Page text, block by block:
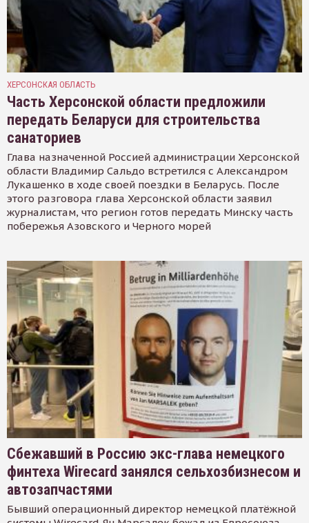
ХЕРСОНСКАЯ ОБЛАСТЬ
Часть Херсонской области предложили
передать Беларуси для строительства
санаториев
Глава назначенной Россией администрации Херсонской
области Владимир Сальдо встретился с Александром
Лукашенко в ходе своей поездки в Беларусь. После
этого разговора глава Херсонской области заявил
журналистам, что регион готов передать Минску часть
побережья Азовского и Черного морей
Сбежавший в Россию экс-глава немецкого
финтеха Wirecard занялся сельхозбизнесом и
автозапчастями
Бывший операционный директор немецкой платёжной